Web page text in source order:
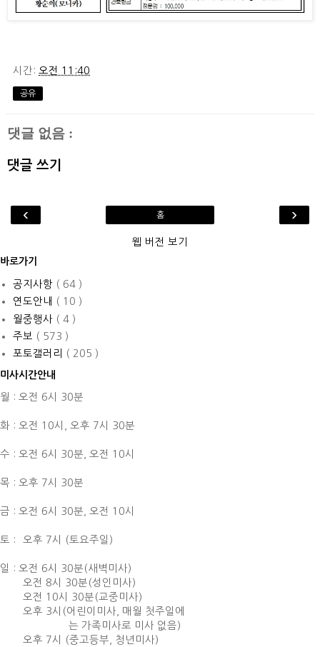
시간: 오전 11:40
공유
댓글 없음 :
댓글 쓰기
‹ ›
홈
웹 버전 보기
바로가기
공지사항 ( 64 )
연도안내
( 10 )
월중행사 ( 4 )
주보
( 573 )
포토갤러리
( 205 )
미사시간안내
월 : 오전 6시 30분
화 : 오전 10시, 오후 7시 30분
수 : 오전 6시 30분, 오전 10시
목 : 오후 7시 30분
금 : 오전 6시 30분, 오전 10시
토 : 오후 7시 (토요주일)
일 : 오전 6시 30분(새벽미사)
오전 8시 30분(성인미사)
오전 10시 30분(교중미사)
오후 3시(어린이미사, 매월 첫주일에
는 가족미사로 미사 없음)
오후 7시 (중고등부, 청년미사)